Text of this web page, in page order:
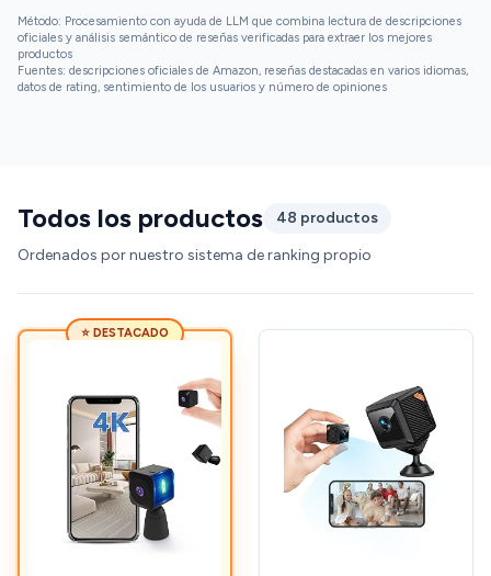
Método: Procesamiento con ayuda de LLM que combina lectura de descripciones
oficiales y análisis semántico de reseñas verificadas para extraer los mejores
productos
Fuentes: descripciones oficiales de Amazon, reseñas destacadas en varios idiomas,
datos de rating, sentimiento de los usuarios y número de opiniones
Todos los productos
48 productos
Ordenados por nuestro sistema de ranking propio
⭐ DESTACADO